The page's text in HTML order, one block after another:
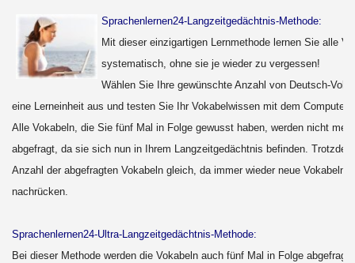
Sprachenlernen24-Langzeitgedächtnis-Methode:
Mit dieser einzigartigen Lernmethode lernen Sie alle
systematisch, ohne sie je wieder zu vergessen!
Wählen Sie Ihre gewünschte Anzahl von Deutsch-
eine Lerneinheit aus und testen Sie Ihr Vokabelwissen mit dem Computer.
Alle Vokabeln, die Sie fünf Mal in Folge gewusst haben, werden nicht mehr
abgefragt, da sie sich nun in Ihrem Langzeitgedächtnis befinden.
Anzahl der abgefragten Vokabeln gleich, da immer wieder neue Vokabeln
nachrücken.
Sprachenlernen24-Ultra-Langzeitgedächtnis-Methode:
Bei dieser Methode werden die Vokabeln auch fünf Mal in Folge